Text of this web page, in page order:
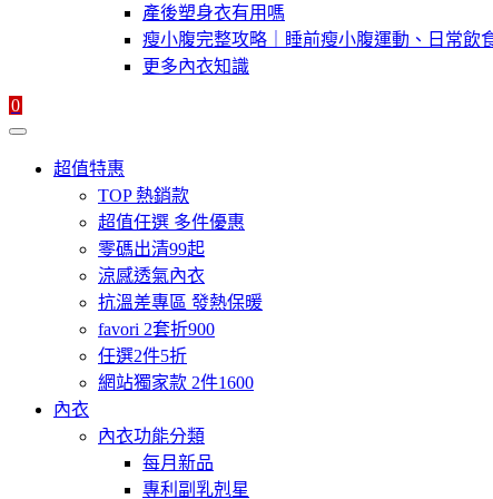
產後塑身衣有用嗎
瘦小腹完整攻略｜睡前瘦小腹運動、日常飲
更多內衣知識
0
超值特惠
TOP 熱銷款
超值任選 多件優惠
零碼出清99起
涼感透氣內衣
抗溫差專區 發熱保暖
favori 2套折900
任選2件5折
網站獨家款 2件1600
內衣
內衣功能分類
每月新品
專利副乳剋星